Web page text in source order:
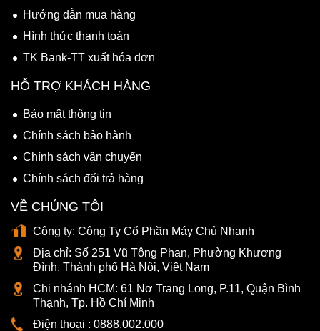
Hướng dẫn mua hàng
Hình thức thanh toán
TK Bank-TT xuất hóa đơn
HỖ TRỢ KHÁCH HÀNG
Bảo mật thông tin
Chính sách bảo hành
Chính sách vận chuyển
Chính sách đổi trả hàng
VỀ CHÚNG TÔI
Công ty: Công Ty Cổ Phần Máy Chủ Nhanh
Địa chỉ: Số 251 Vũ Tông Phan, Phường Khương
Đình, Thành phố Hà Nội, Việt Nam
Chi nhánh HCM: 61 Nơ Trang Long, P.11, Quận Bình
Thạnh, Tp. Hồ Chí Minh
Điện thoại : 0888.002.000